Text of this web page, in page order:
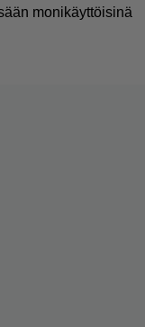
monikäyttöisinä